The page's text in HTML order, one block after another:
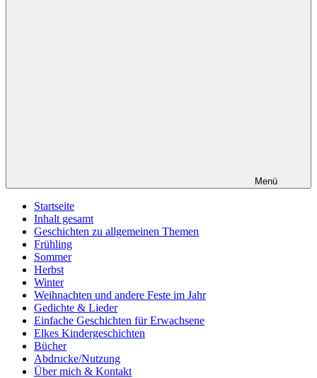
Menü
Startseite
Inhalt gesamt
Geschichten zu allgemeinen Themen
Frühling
Sommer
Herbst
Winter
Weihnachten und andere Feste im Jahr
Gedichte & Lieder
Einfache Geschichten für Erwachsene
Elkes Kindergeschichten
Bücher
Abdrucke/Nutzung
Über mich & Kontakt